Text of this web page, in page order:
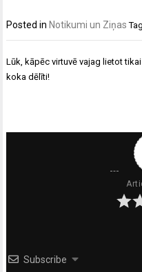
Posted in Notikumi un Ziņas
Ziņu
izvēlne
Lūk, kāpēc virtuvē vajag lietot tikai
koka dēlīti!
Subscribe